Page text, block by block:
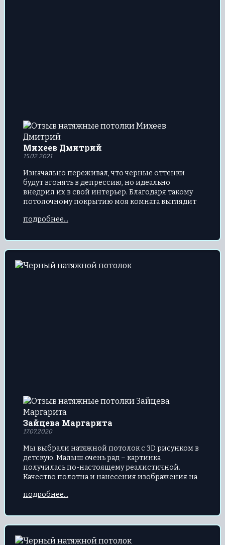
Михеев Дмитрий
15.02.2021
Изначально переживал, что черные оттенки
будут вгонять в депрессию, но идеально
внедрил их в свой интерьер. Благодаря такому
потолочному покрытию моя комната выглядит
подробнее...
Зайцева Маргарита
17.07.2020
Мы выбрали натяжной потолок с 3D рисунком в
детскую. Малыш очень рад – картинка
получилась по-настоящему реалистичной.
Качество полотна и нанесения изображения на
подробнее...